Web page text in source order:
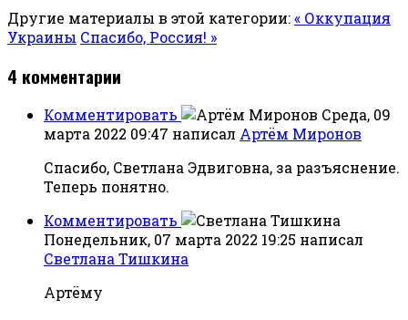
Другие материалы в этой категории:« Оккупация
Украины Спасибо, Россия! »
4 комментарии
Комментировать
Среда, 09
марта 2022 09:47 написал Артём Миронов
Спасибо, Светлана Эдвиговна, за разъяснение.
Теперь понятно.
Комментировать
Понедельник, 07 марта 2022 19:25 написал
Светлана Тишкина
Артёму